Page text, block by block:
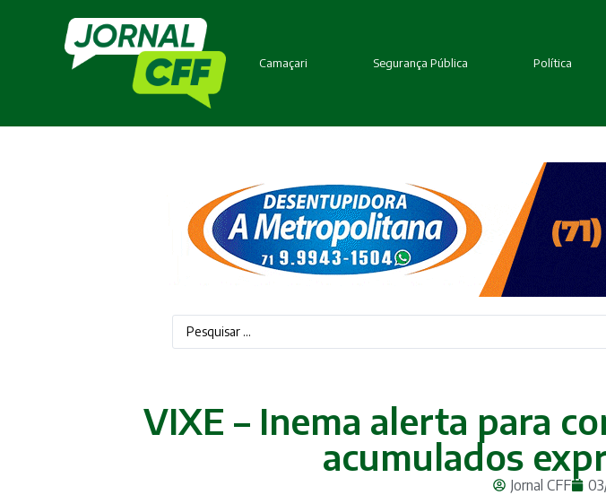
Camaçari Segurança Pública Política
VIXE – Inema alerta para
acumulados
Jornal CFF